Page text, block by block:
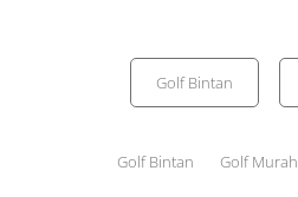
Categories
Golf Bintan
Tags,
Golf Bintan Golf Murah